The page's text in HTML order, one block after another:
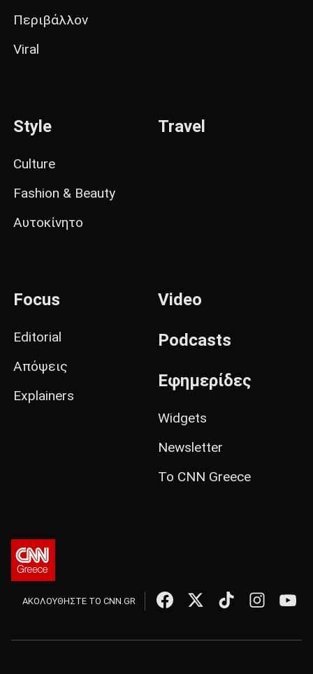
Περιβάλλον
Viral
Style
Culture
Fashion & Beauty
Αυτοκίνητο
Travel
Focus
Editorial
Απόψεις
Explainers
Video
Podcasts
Εφημερίδες
Widgets
Newsletter
Το CNN Greece
ΑΚΟΛΟΥΘΗΣΤΕ ΤΟ CNN.GR